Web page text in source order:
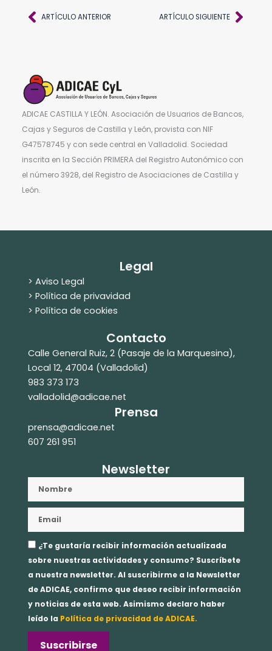
AntARTÍCULO ANTERIOR ARTÍCULO SIGUIENTE
ADICAE CASTILLA Y LEÓN. Asociación de Usuarios de Bancos,
Cajas y Seguros de Castilla y León, provista con NIF
G47578745 y con sede central en Valladolid. Sociedad
inscrita en la Sección PRIMERA del Registro Autonómico con
el número 3928, del Registro de Asociaciones de Castilla y
León.
Legal
> Aviso Legal
> Política de privavidad
> Política de cookies
Contacto
Calle General Ruiz, 2 (Pasaje de la Marquesina),
Local 12, 47004 (Valladolid)
983 373 173
valladolid@adicae.net
Prensa
prensa@adicae.net
607 261 951
Newsletter
Aceptación
privacidad
¿Te gustaría recibir información actualizada
sobre nuestras actividades y consumo? Suscríbete
a nuestra newsletter. Al suscribirme a la Newsletter
de ADICAE, confirmo que deseo recibir información
y noticias de esta web. Asimismo declaro haber
leído la Política de privacidad de ADICAE.
Suscribirse